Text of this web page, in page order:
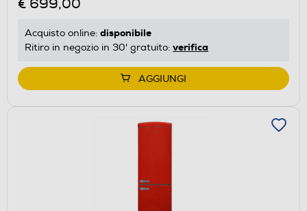
di
energetico
di
Youreko.
€ 699,00
Acquisto online: disponibile
Ritiro in negozio in 30' gratuito: verifica
AGGIUNGI